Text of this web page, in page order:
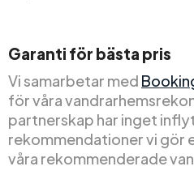
Garanti för bästa pris
Vi samarbetar med
för våra
partnerskap har inget
rekommendationer vi gör
våra rekommenderade